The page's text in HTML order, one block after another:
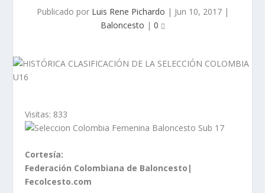
Publicado por Luis Rene Pichardo | Jun 10, 2017|
Baloncesto | 0
Visitas: 833
Cortesía:
Federación Colombiana de Baloncesto|
Fecolcesto.com